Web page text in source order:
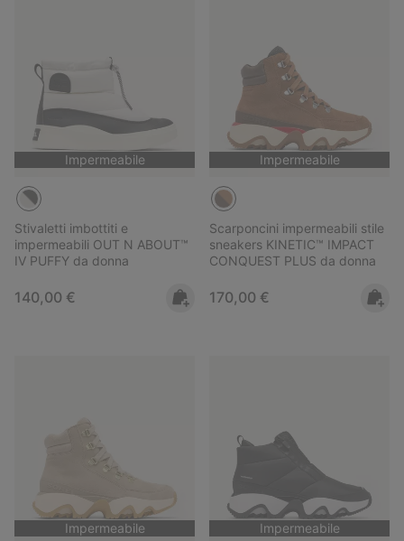
Impermeabile
Stivaletti imbottiti e
impermeabili OUT N ABOUT™
IV PUFFY da donna
Regular price:
140,00 €
Impermeabile
Scarponcini impermeabili stile
sneakers KINETIC™ IMPACT
CONQUEST PLUS da donna
Regular price:
170,00 €
Impermeabile Impermeabile